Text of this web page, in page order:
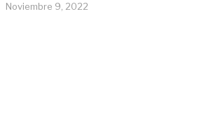
Noviembre 9, 2022